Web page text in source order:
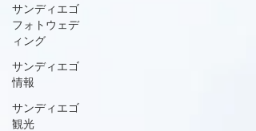
サンディエゴ
フォトウェデ
ィング
サンディエゴ
情報
サンディエゴ
観光